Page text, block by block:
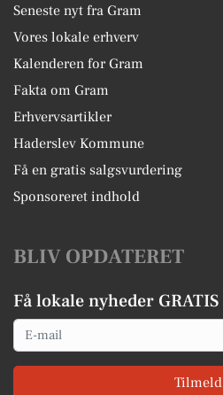
Seneste nyt fra Gram
Vores lokale erhverv
Kalenderen for Gram
Fakta om Gram
Erhvervsartikler
Haderslev Kommune
Få en gratis salgsvurdering
Sponsoreret indhold
BLIV OPDATERET
Få lokale nyheder GRATIS
Email
Tilmeld